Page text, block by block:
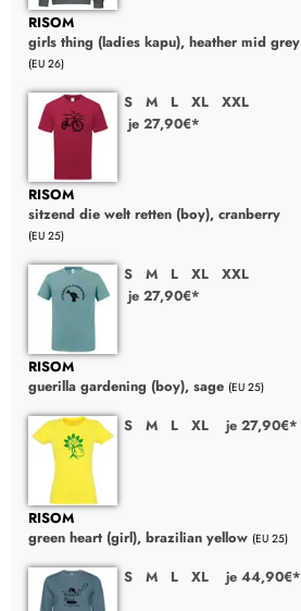
RISOM
girls thing (ladies kapu), heather mid grey
(EU 26)
S M L XL
XXL
je 27,90€*
RISOM
sitzend die welt retten (boy), cranberry
(EU 25)
S M L XL
XXL
je 27,90€*
RISOM
guerilla gardening (boy), sage (EU 25)
S M L XL je 27,90€*
RISOM
green heart (girl), brazilian yellow (EU 25)
S M L XL je 44,90€*